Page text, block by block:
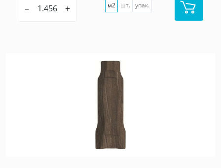
– + м2 шт. упак.